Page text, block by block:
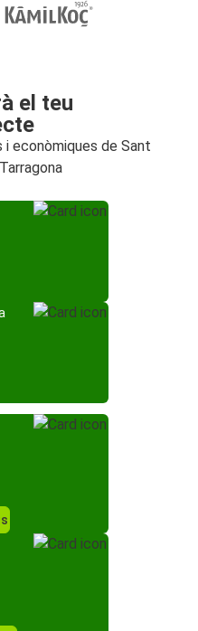
el teu
i econòmiques de Sant